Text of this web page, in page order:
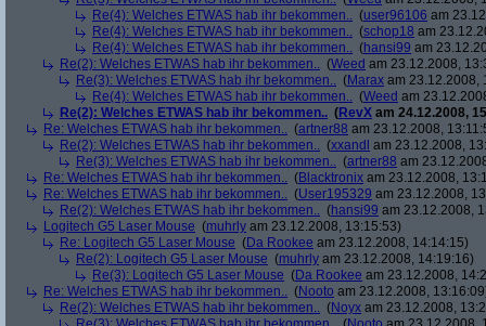
Re(4): Welches ETWAS hab ihr bekommen.. (user96106 am
Re(4): Welches ETWAS hab ihr bekommen.. (schop18 am
Re(4): Welches ETWAS hab ihr bekommen.. (hansi99 am
Re(2): Welches ETWAS hab ihr bekommen.. (Weed am 23.12.2008,
Re(3): Welches ETWAS hab ihr bekommen.. (Marax am 23.12.2008,
Re(4): Welches ETWAS hab ihr bekommen.. (Weed am
Re(2): Welches ETWAS hab ihr bekommen.. (RevX am 24.12.2008,
Re: Welches ETWAS hab ihr bekommen.. (artner88 am 23.12.2008,
Re(2): Welches ETWAS hab ihr bekommen.. (xxandl am 23.12.2008,
Re(3): Welches ETWAS hab ihr bekommen.. (artner88 am
Re: Welches ETWAS hab ihr bekommen.. (Blacktronix am 23.12.2008,
Re: Welches ETWAS hab ihr bekommen.. (User195329 am 23.12.2008,
Re(2): Welches ETWAS hab ihr bekommen.. (hansi99 am 23.12.2008,
Logitech G5 Laser Mouse (muhrly am 23.12.2008, 13:15:53)
Re: Logitech G5 Laser Mouse (Da Rookee am 23.12.2008, 14:14:15)
Re(2): Logitech G5 Laser Mouse (muhrly am 23.12.2008, 14:19:16)
Re(3): Logitech G5 Laser Mouse (Da Rookee am 23.12.2008,
Re: Welches ETWAS hab ihr bekommen.. (Nooto am 23.12.2008,
Re(2): Welches ETWAS hab ihr bekommen.. (Noyx am 23.12.2008,